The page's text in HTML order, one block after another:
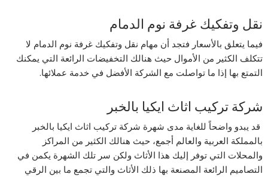
نقل وتفكيك غرفة نوم الدمام
فيما يتعلق بالأسعار فتجد أن مهام نقل وتفكيك غرفة نوم الدمام لا
تتكلف الكثير من الأموال حيث هنالك التخفيضات الرائعة التي يمكنك
التمتع بها إذا ما تواصلت مع الشركة الأفضل في خدمة عملائها.
شركة تركيب اثاث ايكيا بالخبر
قد يبدو واضحاً للغاية مدى شهرة شركة تركيب اثاث ايكيا بالخبر
بالمملكة العربية والعالم أجمع، حيث هنالك الكثير من المراكز
والمحلات التي توفر إليك هذا الأثاث ولكن سر تلك الشهرة يكمن في
التصاميم الرائعة المصنعة بها ذلك الأثاث والتي تجمع ما بين الرقي